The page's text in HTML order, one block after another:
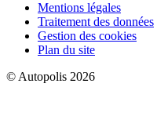
Mentions légales
Traitement des données
Gestion des cookies
Plan du site
© Autopolis 2026